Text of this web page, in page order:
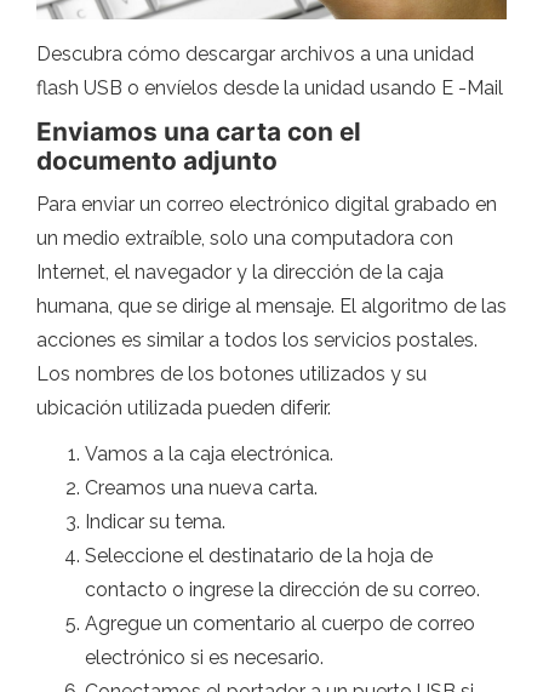
Descubra cómo descargar archivos a una unidad
flash USB o envíelos desde la unidad usando E -Mail
Enviamos una carta con el
documento adjunto
Para enviar un correo electrónico digital grabado en
un medio extraíble, solo una computadora con
Internet, el navegador y la dirección de la caja
humana, que se dirige al mensaje. El algoritmo de las
acciones es similar a todos los servicios postales.
Los nombres de los botones utilizados y su
ubicación utilizada pueden diferir.
Vamos a la caja electrónica.
Creamos una nueva carta.
Indicar su tema.
Seleccione el destinatario de la hoja de
contacto o ingrese la dirección de su correo.
Agregue un comentario al cuerpo de correo
electrónico si es necesario.